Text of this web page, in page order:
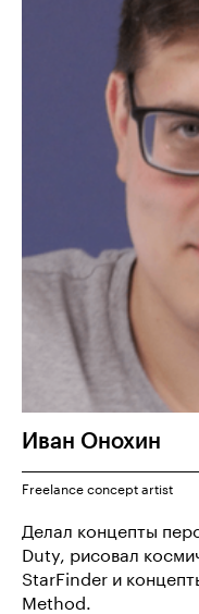
Иван Онохин
Freelance concept artist
Делал концепты
Duty, рисовал
StarFinder и
Method.